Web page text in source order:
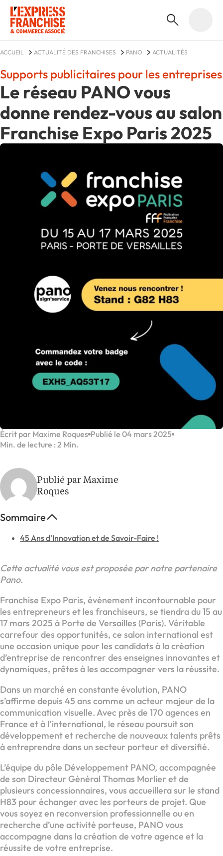
ACCUEIL ACTUALITÉ DES FRANCHISES PANO ACTUALITÉS
Le réseau PANO vous
donne rendez-vous au salon
Franchise Expo Paris 2025
Supports publicitaires pour les entreprises
Écrit par Maxime Roques Publié le 04 mars 2025
Min. de lecture : 2 Min.
Publié par Maxime
Roques
Sommaire
45 Ans d’Innovation et de Savoir-Faire !
Cette actualité vous est proposée par notre partenaire
Pano.
Franchise Expo Paris, événement incontournable pour
les entrepreneurs et les franchiseurs, se tiendra du 15 au
17 mars 2025 à Porte de Versailles (Paris). Véritable
carrefour des opportunités, ce salon international est
une occasion unique pour les candidats à la création
d’entreprise de rencontrer des enseignes innovantes et
dynamiques, prêtes à les accompagner vers la réussite.
Dans un marché en constante évolution, PANO
s’affirme depuis 45 ans comme un acteur majeur de la
communication visuelle. Avec près de 170 agences en
France et à l’international, le réseau poursuit son
développement et recherche de nouveaux talents prêts
à entreprendre dans un secteur porteur et diversifié.
L’équipe du pôle Développement PANO, accompagnée
de son Directeur Général Thomas Morlier et de
plusieurs concessionnaires, vous accueillera sur le stand
H83 pour échanger avec les porteurs de projet. Que
vous soyez en reconversion professionnelle ou en
recherche d’une activité porteuse, PANO vous
accompagne dans la création de votre agence et la
réussite de votre entreprise.